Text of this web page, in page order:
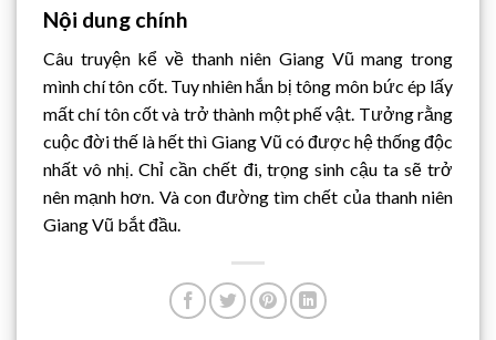
Nội dung chính
Câu truyện kể về thanh niên Giang Vũ mang trong
mình chí tôn cốt. Tuy nhiên hắn bị tông môn bức ép lấy
mất chí tôn cốt và trở thành một phế vật. Tưởng rằng
cuộc đời thế là hết thì Giang Vũ có được hệ thống độc
nhất vô nhị. Chỉ cần chết đi, trọng sinh cậu ta sẽ trở
nên mạnh hơn. Và con đường tìm chết của thanh niên
Giang Vũ bắt đầu.